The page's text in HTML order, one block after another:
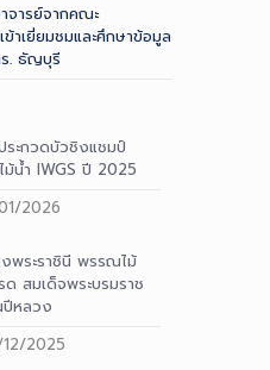
จารย์จากคณะ
าเยี่ยมชมและศึกษาข้อมูล
. ธัญบุรี
ระกวดบัวชิงแชมป์
ม้น้ำ IWGS ปี 2025
2026
พระราชินี พรรณไม้
ด สมเด็จพระบรมราช
หลวง
2025